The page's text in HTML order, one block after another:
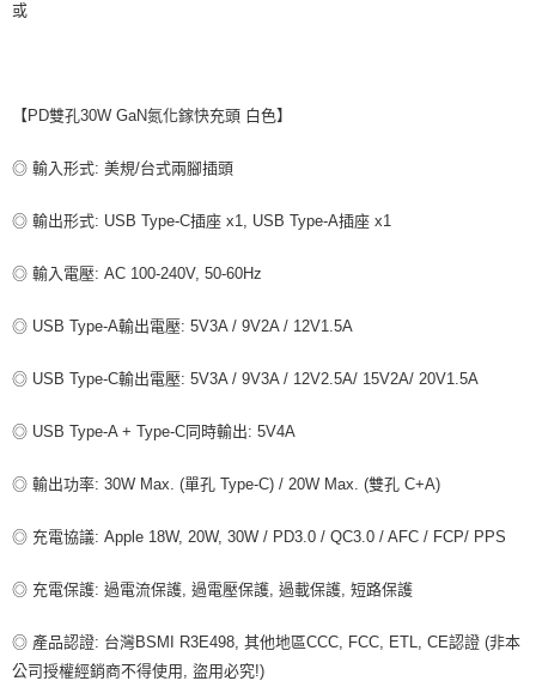
或
【PD雙孔30W GaN氮化鎵快充頭 白色】
◎ 輸入形式: 美規/台式兩腳插頭
◎ 輸出形式: USB Type-C插座 x1, USB Type-A插座 x1
◎ 輸入電壓: AC 100-240V, 50-60Hz
◎ USB Type-A輸出電壓: 5V3A / 9V2A / 12V1.5A
◎ USB Type-C輸出電壓: 5V3A / 9V3A / 12V2.5A/ 15V2A/ 20V1.5A
◎ USB Type-A + Type-C同時輸出: 5V4A
◎ 輸出功率: 30W Max. (單孔 Type-C) / 20W Max. (雙孔 C+A)
◎ 充電協議: Apple 18W, 20W, 30W / PD3.0 / QC3.0 / AFC / FCP/ PPS
◎ 充電保護: 過電流保護, 過電壓保護, 過載保護, 短路保護
◎ 產品認證: 台灣BSMI R3E498, 其他地區CCC, FCC, ETL, CE認證 (非本
公司授權經銷商不得使用, 盜用必究!)